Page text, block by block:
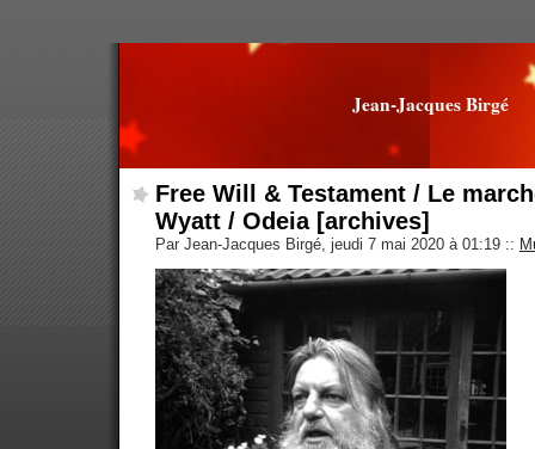
Jean-Jacques Birgé
Free Will & Testament / Le
Wyatt / Odeia [archives]
Par Jean-Jacques Birgé, jeudi 7 mai 2020 à 01:19 ::